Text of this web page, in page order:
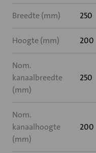
Breedte (mm) 250
Hoogte (mm) 200
Nom.
kanaalbreedte
(mm)
250
Nom.
kanaalhoogte
(mm)
200